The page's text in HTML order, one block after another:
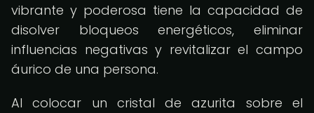
vibrante y poderosa tiene la capacidad de
disolver bloqueos energéticos, eliminar
influencias negativas y revitalizar el campo
áurico de una persona.
Al colocar un cristal de azurita sobre el